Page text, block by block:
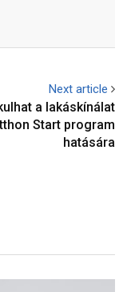
Next article
a lakáskínálat
Start program
hatására